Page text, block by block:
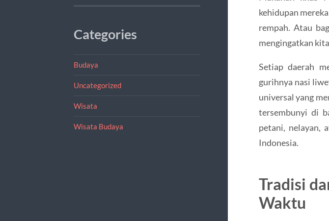
Categories
Budaya
Uncategorized
Wisata
Wisata Budaya
kehidupan
rempah. Atau
mengingatkan
Setiap daerah
gurihnya nasi
universal yang
tersembunyi di
petani, nelayan,
Indonesia.
Tradisi
Waktu